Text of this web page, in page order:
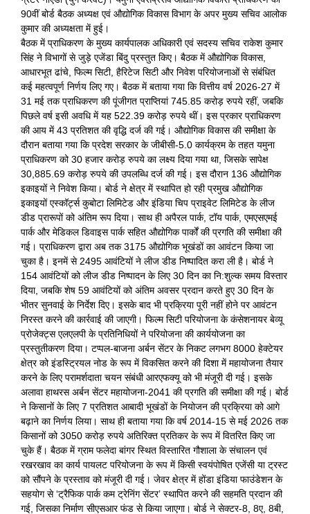
90वीं बोर्ड बैठक अध्यक्ष एवं औद्योगिक विकास विभाग के अपर मुख्य सचिव आलोक
कुमार की अध्यक्षता में हुई।
बैठक में प्राधिकरण के मुख्य कार्यपालक अधिकारी एवं सदस्य सचिव राकेश कुमार
सिंह ने विभागों से जुड़े एजेंडा बिंदु प्रस्तुत किए। बैठक में औद्योगिक विकास,
आधारभूत ढांचे, फिल्म सिटी, हैरिटेज सिटी और निवेश परियोजनाओं से संबंधित
कई महत्वपूर्ण निर्णय लिए गए। बैठक में बताया गया कि वित्तीय वर्ष 2026-27 में
31 मई तक प्राधिकरण की पूंजीगत प्राप्तियां 745.85 करोड़ रुपये रहीं, जबकि
पिछले वर्ष इसी अवधि में यह 522.39 करोड़ रुपये थीं। इस प्रकार प्राधिकरण
की आय में 43 प्रतिशत की वृद्धि दर्ज की गई। औद्योगिक विकास की समीक्षा के
दौरान बताया गया कि प्रदेश सरकार के जीबीसी-5.0 कार्यक्रम के तहत यमुना
प्राधिकरण को 30 हजार करोड़ रुपये का लक्ष्य दिया गया था, जिसके सापेक्ष
30,885.69 करोड़ रुपये की उपलब्धि दर्ज की गई। इस दौरान 136 औद्योगिक
इकाइयों ने निवेश किया। बोर्ड ने क्षेत्र में स्थापित हो रही प्रमुख औद्योगिक
इकाइयों एस्कॉर्ट्स कुबोटा लिमिटेड और इंडिया चिप प्राइवेट लिमिटेड के लीज
डीड प्रारूपों को अंतिम रूप दिया। साथ ही अपैरल पार्क, टॉय पार्क, एमएसएमई
पार्क और मेडिकल डिवाइस पार्क सहित औद्योगिक पार्कों की प्रगति की समीक्षा की
गई। प्राधिकरण द्वारा अब तक 3175 औद्योगिक भूखंडों का आवंटन किया जा
चुका है। इनमें से 2495 आवंटियों ने लीज डीड निष्पादित करा ली है। बोर्ड ने
154 आवंटियों को लीज डीड निष्पादन के लिए 30 दिन का नि:शुल्क समय विस्तार
दिया, जबकि शेष 59 आवंटियों को अंतिम अवसर प्रदान करते हुए 30 दिन के
भीतर सुनवाई के निर्देश दिए। इसके बाद भी प्रक्रिया पूरी नहीं होने पर आवंटन
निरस्त करने की कार्रवाई की जाएगी। फिल्म सिटी परियोजना के कंसेशनायर बेव्यू
प्रोजेक्ट्स एलएलपी के प्रतिनिधियों ने परियोजना की कार्ययोजना का
प्रस्तुतीकरण दिया। टप्पल-बाजना अर्बन सेंटर के निकट लगभग 8000 हेक्टेयर
क्षेत्र को इंडस्ट्रियल नोड के रूप में विकसित करने की दिशा में महायोजना तैयार
करने के लिए परामर्शदाता चयन संबंधी आरएफक्यू को भी मंजूरी दी गई। इसके
अलावा हाथरस अर्बन सेंटर महायोजना-2041 की प्रगति की समीक्षा की गई। बोर्ड
ने किसानों के लिए 7 प्रतिशत आबादी भूखंडों के नियोजन की प्रक्रिया को आगे
बढ़ाने का निर्णय लिया। साथ ही बताया गया कि वर्ष 2014-15 से मई 2026 तक
किसानों को 3050 करोड़ रुपये अतिरिक्त प्रतिकर के रूप में वितरित किए जा
चुके हैं। बैठक में ग्राम फलेदा बांगर स्थित विस्तारित गौशाला के संचालन एवं
रखरखाव का कार्य पायलट परियोजना के रूप में किसी स्वयंपोषित एजेंसी या ट्रस्ट
को सौंपने के प्रस्ताव को मंजूरी दी गई। जेवर क्षेत्र में होंडा इंडिया फाउंडेशन के
सहयोग से ‘ट्रैफिक पार्क कम ट्रेनिंग सेंटर’ स्थापित करने की सहमति प्रदान की
गई, जिसका निर्माण सीएसआर फंड से किया जाएगा। बोर्ड ने सेक्टर-8, 8ए, 8बी,